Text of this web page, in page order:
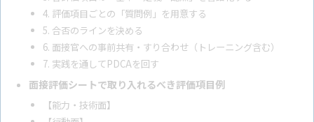
4. 評価項目ごとの「質問例」を用意する
5. 合否のラインを決める
6. 面接官への事前共有・すり合わせ（トレーニング含む）
7. 実践を通してPDCAを回す
面接評価シートで取り入れるべき評価項目例
【能力・技術面】